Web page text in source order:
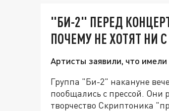
"БИ-2" ПЕРЕД
ПОЧЕМУ НЕ ХОТЯТ НИ
Артисты заявили, что
Группа "Би-2" накануне
пообщались с прессой. Они
творчество Скриптоника